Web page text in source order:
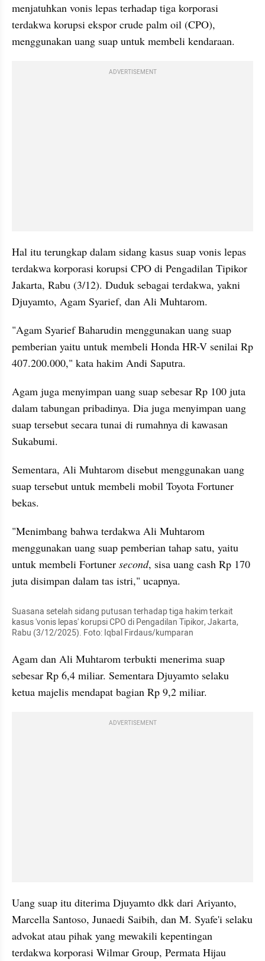
menjatuhkan vonis lepas terhadap tiga korporasi
terdakwa korupsi ekspor crude palm oil (CPO),
menggunakan uang suap untuk membeli kendaraan.
ADVERTISEMENT
Hal itu terungkap dalam sidang kasus suap vonis lepas
terdakwa korporasi korupsi CPO di Pengadilan Tipikor
Jakarta, Rabu (3/12). Duduk sebagai terdakwa, yakni
Djuyamto, Agam Syarief, dan Ali Muhtarom.
"Agam Syarief Baharudin menggunakan uang suap
pemberian yaitu untuk membeli Honda HR-V senilai Rp
407.200.000," kata hakim Andi Saputra.
Agam juga menyimpan uang suap sebesar Rp 100 juta
dalam tabungan pribadinya. Dia juga menyimpan uang
suap tersebut secara tunai di rumahnya di kawasan
Sukabumi.
Sementara, Ali Muhtarom disebut menggunakan uang
suap tersebut untuk membeli mobil Toyota Fortuner
bekas.
"Menimbang bahwa terdakwa Ali Muhtarom
menggunakan uang suap pemberian tahap satu, yaitu
untuk membeli Fortuner second, sisa uang cash Rp 170
juta disimpan dalam tas istri," ucapnya.
Suasana setelah sidang putusan terhadap tiga hakim terkait
kasus 'vonis lepas' korupsi CPO di Pengadilan Tipikor, Jakarta,
Rabu (3/12/2025). Foto: Iqbal Firdaus/kumparan
Agam dan Ali Muhtarom terbukti menerima suap
sebesar Rp 6,4 miliar. Sementara Djuyamto selaku
ketua majelis mendapat bagian Rp 9,2 miliar.
ADVERTISEMENT
Uang suap itu diterima Djuyamto dkk dari Ariyanto,
Marcella Santoso, Junaedi Saibih, dan M. Syafe'i selaku
advokat atau pihak yang mewakili kepentingan
terdakwa korporasi Wilmar Group, Permata Hijau